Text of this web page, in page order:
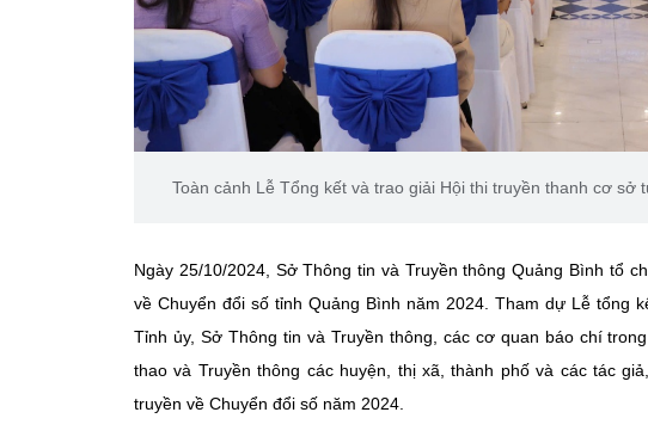
Toàn cảnh Lễ Tổng kết và trao giải Hội thi truyền thanh cơ
Ngày 25/10/2024, Sở Thông tin và Truyền thông Quảng Bình tổ
về Chuyển đổi số tỉnh Quảng Bình năm 2024. Tham dự Lễ tổng
Tỉnh ủy, Sở Thông tin và Truyền thông, các cơ quan báo chí
thao và Truyền thông các huyện, thị xã, thành phố và các tác
truyền về Chuyển đổi số năm 2024.